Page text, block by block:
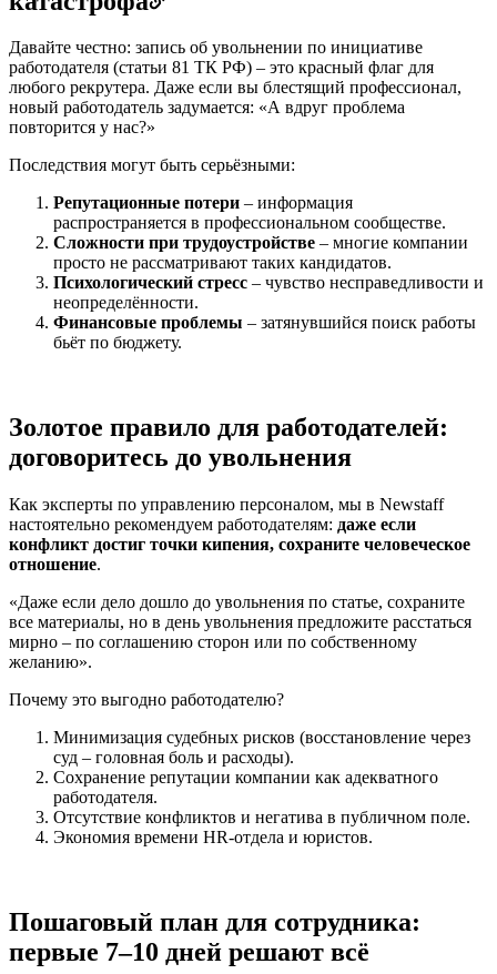
Давайте честно: запись об увольнении по инициативе
работодателя (статьи 81 ТК РФ) – это красный флаг для
любого рекрутера. Даже если вы блестящий профессионал,
новый работодатель задумается: «А вдруг проблема
повторится у нас?»
Последствия могут быть серьёзными:
Репутационные потери – информация
распространяется в профессиональном сообществе.
Сложности при трудоустройстве – многие компании
просто не рассматривают таких кандидатов.
Психологический стресс – чувство несправедливости и
неопределённости.
Финансовые проблемы – затянувшийся поиск работы
бьёт по бюджету.
Золотое правило для работодателей:
договоритесь до увольнения
Как эксперты по управлению персоналом, мы в Newstaff
настоятельно рекомендуем работодателям: даже если
конфликт достиг точки кипения, сохраните человеческое
отношение.
«Даже если дело дошло до увольнения по статье, сохраните
все материалы, но в день увольнения предложите расстаться
мирно – по соглашению сторон или по собственному
желанию».
Почему это выгодно работодателю?
Минимизация судебных рисков (восстановление через
суд – головная боль и расходы).
Сохранение репутации компании как адекватного
работодателя.
Отсутствие конфликтов и негатива в публичном поле.
Экономия времени HR-отдела и юристов.
Пошаговый план для сотрудника:
первые 7–10 дней решают всё